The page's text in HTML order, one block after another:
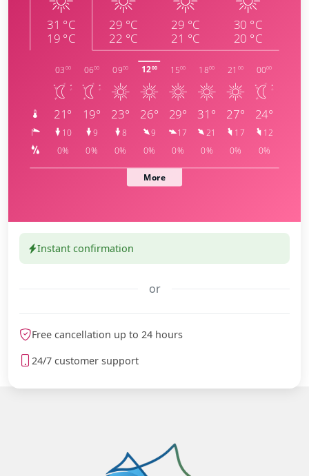
Instant confirmation
or
Free cancellation up to 24 hours
24/7 customer support